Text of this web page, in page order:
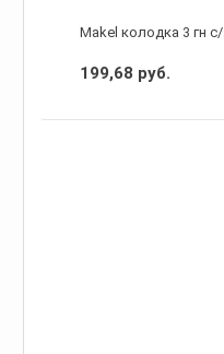
Makel колодка 3 гн
199,68 руб.